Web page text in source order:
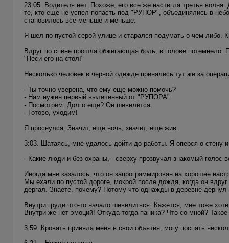
23:05. Водителя нет. Похоже, его все же настигла третья
те, кто еще не успел попасть под "РУПОР", объединялись в
становилось все меньше и меньше.
Я шел по пустой серой улице и старался подумать о чем-либо.
Вдруг по спине прошла обжигающая боль, в голове
"Неси его на стол!"
Несколько человек в черной одежде принялись тут же за
- Ты точно уверена, что ему еще можно помочь?
- Нам нужен первый вылеченный от "РУПОРА".
- Посмотрим. Долго еще? Он шевелится.
- Готово, уходим!
Я проснулся. Значит, еще ночь, значит, еще жив.
3:03. Шатаясь, мне удалось дойти до работы. Я оперся о стену
- Какие люди и без охраны, - сверху прозвучал знакомый
Иногда мне казалось, что он запрограммирован на хорошее
Мы ехали по пустой дороге, мокрой после дождя, когда он
дергал. Знаете, почему? Потому что однажды в деревне
Внутри груди что-то начало шевелиться. Кажется, мне тоже
Внутри же нет эмоций! Откуда тогда паника? Что со мной?
3:59. Кровать приняла меня в свои объятия, могу поспать